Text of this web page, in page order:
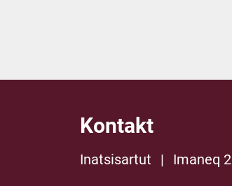
Kontakt
Inatsisartut | Imaneq 2